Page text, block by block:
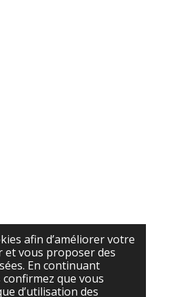
afin d’améliorer votre
vous proposer des
En continuant
que vous
d’utilisation des